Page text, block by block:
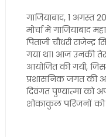
गाजियाबाद, 1 अगस्त
मोर्चा में गाजियाबाद
पिताजी चौधरी
गया था। आज उनकी
आयोजित की गयी,
प्रशासनिक जगत की
दिवंगत पुण्यात्मा को
शोकाकुल परिजनों को